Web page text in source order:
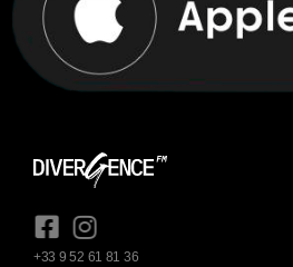
+33 9 52 61 81 36